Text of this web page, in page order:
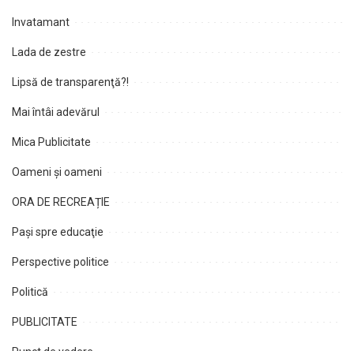
Invatamant
Lada de zestre
Lipsă de transparenţă?!
Mai întâi adevărul
Mica Publicitate
Oameni şi oameni
ORA DE RECREAȚIE
Paşi spre educaţie
Perspective politice
Politică
PUBLICITATE